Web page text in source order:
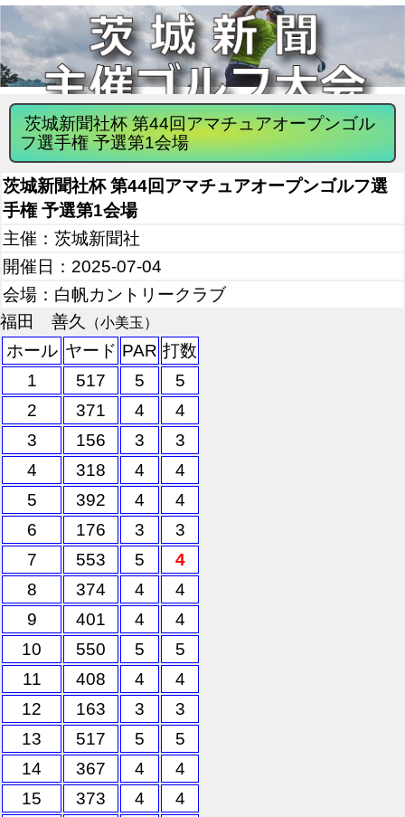
茨城新聞社杯 第44回アマチュアオープンゴル
フ選手権 予選第1会場
茨城新聞社杯 第44回アマチュアオープンゴルフ選
手権 予選第1会場
主催：茨城新聞社
開催日：2025-07-04
会場：白帆カントリークラブ
福田 善久
（小美玉）
ホール ヤード PAR 打数
1
517 5
5
2
371 4
4
3
156 3
3
4
318 4
4
5
392 4
4
6
176 3
3
7
553 5
4
8
374 4
4
9
401 4
4
10
550 5
5
11
408 4
4
12
163 3
3
13
517 5
5
14
367 4
4
15
373 4
4